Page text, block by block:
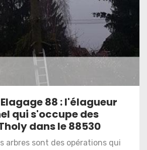
Elagage 88 : l'élagueur
qui s'occupe des
dans le 88530
arbres sont des opérations qui